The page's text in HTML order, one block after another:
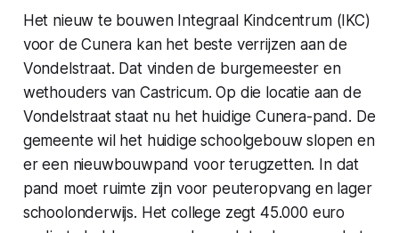
Het nieuw te bouwen Integraal Kindcentrum (IKC)
voor de Cunera kan het beste verrijzen aan de
Vondelstraat. Dat vinden de burgemeester en
wethouders van Castricum. Op die locatie aan de
Vondelstraat staat nu het huidige Cunera-pand. De
gemeente wil het huidige schoolgebouw slopen en
er een nieuwbouwpand voor terugzetten. In dat
pand moet ruimte zijn voor peuteropvang en lager
schoolonderwijs. Het college zegt 45.000 euro